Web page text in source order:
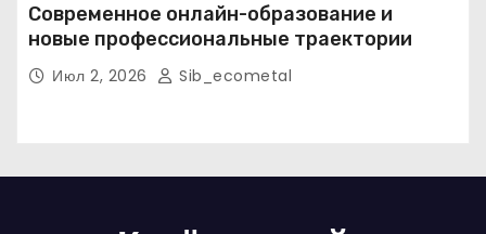
Современное онлайн-образование и
новые профессиональные траектории
Июл 2, 2026 Sib_ecometal